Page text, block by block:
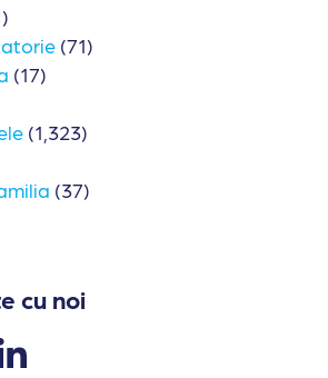
(71)
(17)
(1,323)
(37)
cu noi